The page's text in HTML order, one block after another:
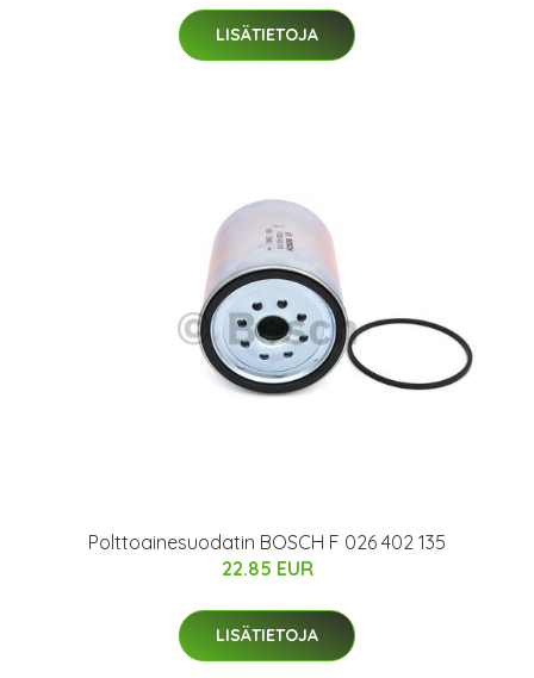
LISÄTIETOJA
Polttoainesuodatin BOSCH F 026 402 135
22.85 EUR
LISÄTIETOJA